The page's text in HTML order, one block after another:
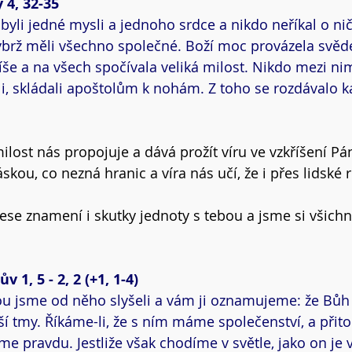
jedné mysli a jednoho srdce a nikdo neříkal o
měli všechno společné. Boží moc provázela
a na všech spočívala veliká milost. Nikdo mezi
skládali apoštolům k nohám. Z toho se rozdávalo
nás propojuje a dává prožít víru ve vzkříšení
co nezná hranic a víra nás učí, že i přes lidské
znamení i skutky jednoty s tebou a jsme si
1, 5 - 2, 2 (+1, 1-4)
jsme od něho slyšeli a vám ji oznamujeme: že
tmy. Říkáme-li, že s ním máme společenství, a
pravdu. Jestliže však chodíme v světle, jako on je